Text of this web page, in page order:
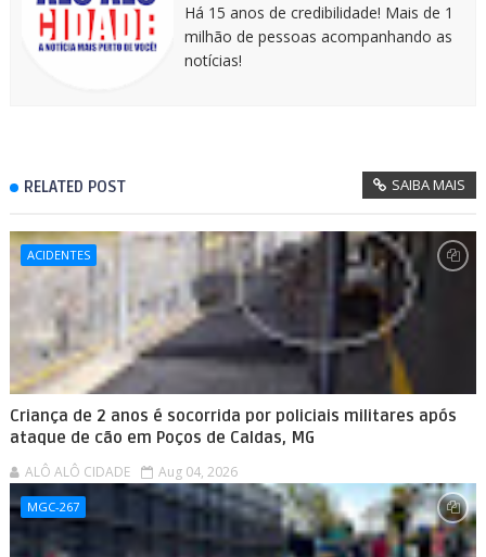
Há 15 anos de credibilidade! Mais de 1
milhão de pessoas acompanhando as
notícias!
RELATED POST SAIBA MAIS
ACIDENTES
Criança de 2 anos é socorrida por policiais militares após
ataque de cão em Poços de Caldas, MG
ALÔ ALÔ CIDADE Aug 04, 2026
MGC-267